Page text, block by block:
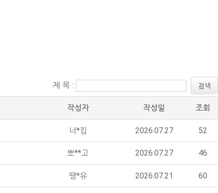
제 목 : 검색
작성자 작성일 조회
너*킴 2026.07.27 52
뽀**고 2026.07.27 46
땡*유 2026.07.21 60